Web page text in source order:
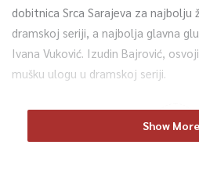
dobitnica Srca Sarajeva za najbolju
dramskoj seriji, a najbolja glavna
Ivana Vuković. Izudin Bajrović,
mušku ulogu u dramskoj seriji.
0
Show More